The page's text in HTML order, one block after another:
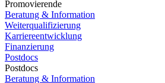
Promovierende
Beratung & Information
Weiterqualifizierung
Karriereentwicklung
Finanzierung
Postdocs
Postdocs
Beratung & Information